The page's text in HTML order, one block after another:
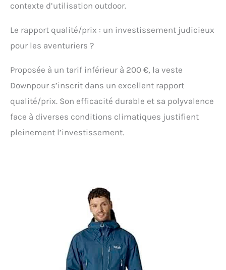
contexte d’utilisation outdoor.
Le rapport qualité/prix : un investissement judicieux
pour les aventuriers ?
Proposée à un tarif inférieur à 200 €, la veste
Downpour s’inscrit dans un excellent rapport
qualité/prix. Son efficacité durable et sa polyvalence
face à diverses conditions climatiques justifient
pleinement l’investissement.